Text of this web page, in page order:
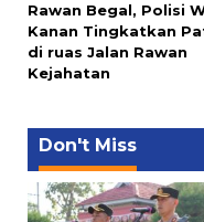
Rawan Begal, Polisi
Kanan Tingkatkan
di ruas Jalan Rawan
Kejahatan
Don't Miss